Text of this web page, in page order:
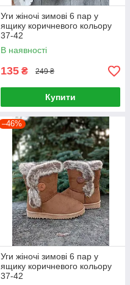
Уги жіночі зимові 6 пар у
ящику коричневого кольору
37-42
В наявності
135 ₴ 249 ₴
Купити
–46%
Уги жіночі зимові 6 пар у
ящику коричневого кольору
37-42